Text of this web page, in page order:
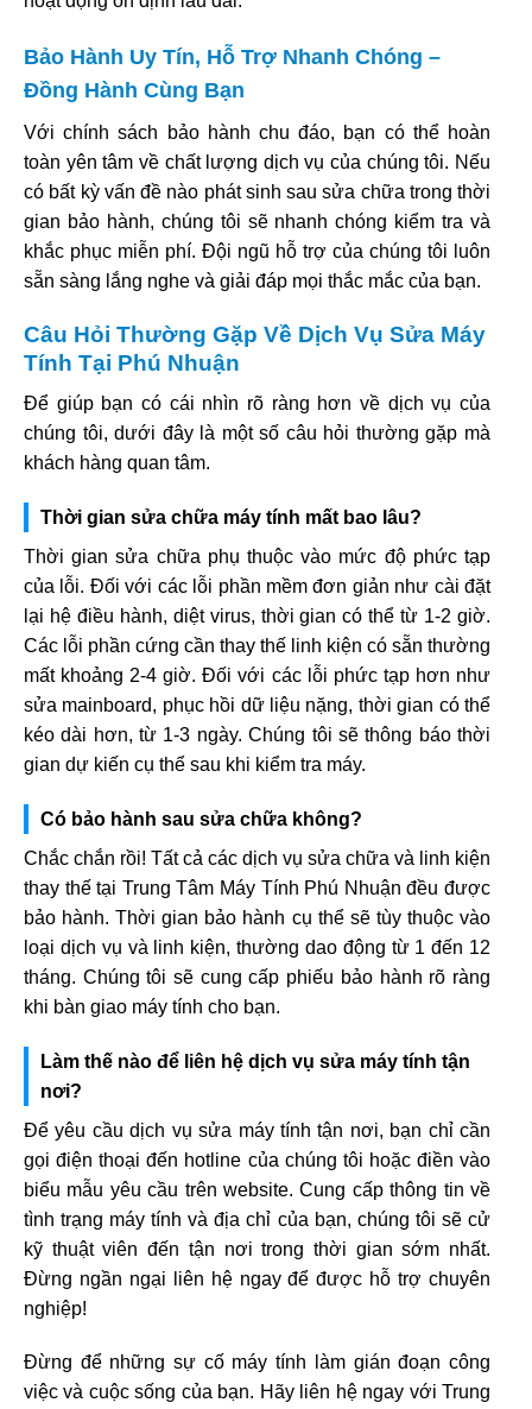
Bảo Hành Uy Tín, Hỗ Trợ Nhanh Chóng –
Đồng Hành Cùng Bạn
Với chính sách bảo hành chu đáo, bạn có thể hoàn
toàn yên tâm về chất lượng dịch vụ của chúng tôi. Nếu
có bất kỳ vấn đề nào phát sinh sau sửa chữa trong thời
gian bảo hành, chúng tôi sẽ nhanh chóng kiểm tra và
khắc phục miễn phí. Đội ngũ hỗ trợ của chúng tôi luôn
sẵn sàng lắng nghe và giải đáp mọi thắc mắc của bạn.
Câu Hỏi Thường Gặp Về Dịch Vụ Sửa Máy
Tính Tại Phú Nhuận
Để giúp bạn có cái nhìn rõ ràng hơn về dịch vụ của
chúng tôi, dưới đây là một số câu hỏi thường gặp mà
khách hàng quan tâm.
Thời gian sửa chữa máy tính mất bao lâu?
Thời gian sửa chữa phụ thuộc vào mức độ phức tạp
của lỗi. Đối với các lỗi phần mềm đơn giản như cài đặt
lại hệ điều hành, diệt virus, thời gian có thể từ 1-2 giờ.
Các lỗi phần cứng cần thay thế linh kiện có sẵn thường
mất khoảng 2-4 giờ. Đối với các lỗi phức tạp hơn như
sửa mainboard, phục hồi dữ liệu nặng, thời gian có thể
kéo dài hơn, từ 1-3 ngày. Chúng tôi sẽ thông báo thời
gian dự kiến cụ thể sau khi kiểm tra máy.
Có bảo hành sau sửa chữa không?
Chắc chắn rồi! Tất cả các dịch vụ sửa chữa và linh kiện
thay thế tại Trung Tâm Máy Tính Phú Nhuận đều được
bảo hành. Thời gian bảo hành cụ thể sẽ tùy thuộc vào
loại dịch vụ và linh kiện, thường dao động từ 1 đến 12
tháng. Chúng tôi sẽ cung cấp phiếu bảo hành rõ ràng
khi bàn giao máy tính cho bạn.
Làm thế nào để liên hệ dịch vụ sửa máy tính tận
nơi?
Để yêu cầu dịch vụ sửa máy tính tận nơi, bạn chỉ cần
gọi điện thoại đến hotline của chúng tôi hoặc điền vào
biểu mẫu yêu cầu trên website. Cung cấp thông tin về
tình trạng máy tính và địa chỉ của bạn, chúng tôi sẽ cử
kỹ thuật viên đến tận nơi trong thời gian sớm nhất.
Đừng ngần ngại liên hệ ngay để được hỗ trợ chuyên
nghiệp!
Đừng để những sự cố máy tính làm gián đoạn công
việc và cuộc sống của bạn. Hãy liên hệ ngay với Trung